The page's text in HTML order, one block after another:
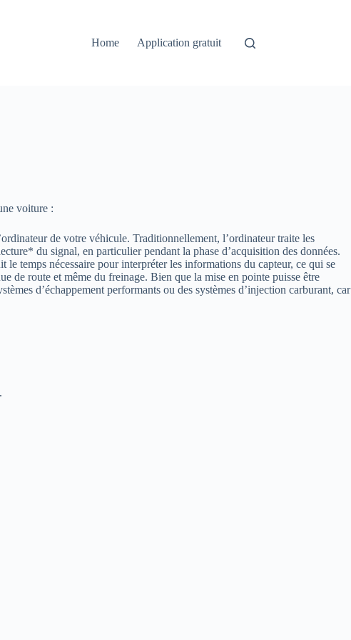
Home Application gratuit
voiture :
de votre véhicule. Traditionnellement, l’ordinateur traite les
du signal, en particulier pendant la phase d’acquisition des données.
temps nécessaire pour interpréter les informations du capteur, ce qui se
de route et même du freinage. Bien que la mise en pointe puisse être
d’échappement performants ou des systèmes d’injection carburant, car